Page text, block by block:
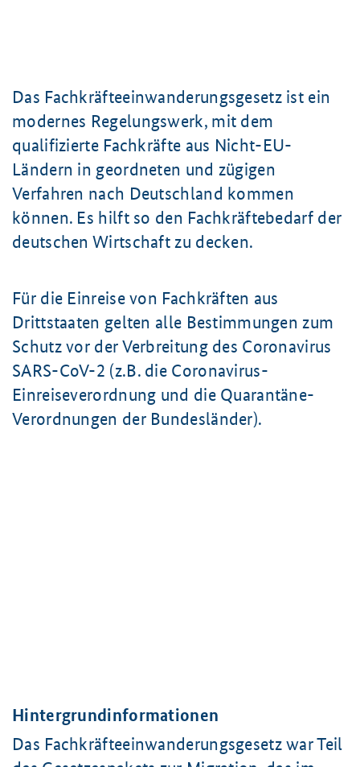
Das Fachkräfteeinwanderungsgesetz ist ein
modernes Regelungswerk, mit dem
qualifizierte Fachkräfte aus Nicht-EU-
Ländern in geordneten und zügigen
Verfahren nach Deutschland kommen
können. Es hilft so den Fachkräftebedarf der
deutschen Wirtschaft zu decken.
Für die Einreise von Fachkräften aus
Drittstaaten gelten alle Bestimmungen zum
Schutz vor der Verbreitung des Coronavirus
SARS-CoV-2 (z.B. die Coronavirus-
Einreiseverordnung und die Quarantäne-
Verordnungen der Bundesländer).
Hintergrundinformationen
Das Fachkräfteeinwanderungsgesetz war Teil